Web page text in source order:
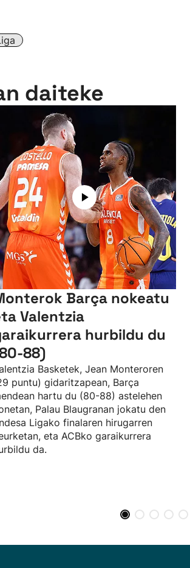
daiteke
Barça nokeatu
Valentzia
hurbildu du
88)
Basketek, Jean Monteroren
puntu) gidaritzapean, Barça
hartu du (80-88) astelehen
Palau Blaugranan jokatu den
Ligako finalaren hirugarren
eta ACBko garaikurrera
da.